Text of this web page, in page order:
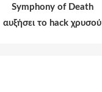
Symphony of Death
αυξήσει το hack χρυσού